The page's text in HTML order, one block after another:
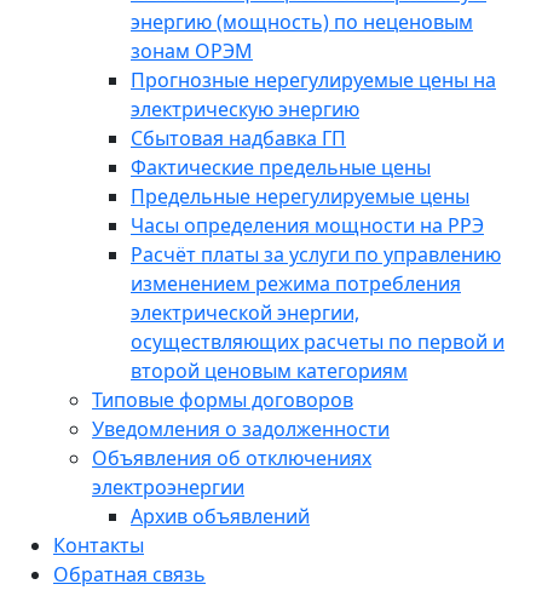
энергию (мощность) по неценовым
зонам ОРЭМ
Прогнозные нерегулируемые цены на
электрическую энергию
Сбытовая надбавка ГП
Фактические предельные цены
Предельные нерегулируемые цены
Часы определения мощности на РРЭ
Расчёт платы за услуги по управлению
изменением режима потребления
электрической энергии,
осуществляющих расчеты по первой и
второй ценовым категориям
Типовые формы договоров
Уведомления о задолженности
Объявления об отключениях
электроэнергии
Архив объявлений
Контакты
Обратная связь